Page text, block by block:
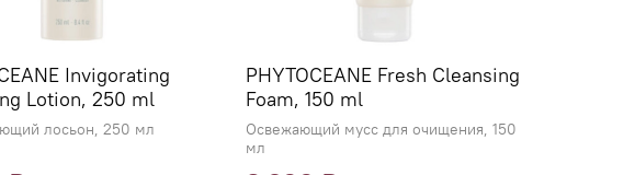
Invigorating
Lotion, 250 ml
лосьон, 250 мл
PHYTOCEANE Fresh Cleansing
Foam, 150 ml
Освежающий мусс для очищения, 150
мл